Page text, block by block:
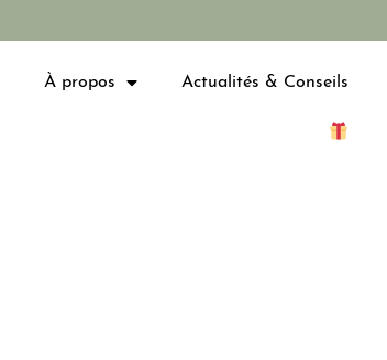
À propos Actualités & Conseils